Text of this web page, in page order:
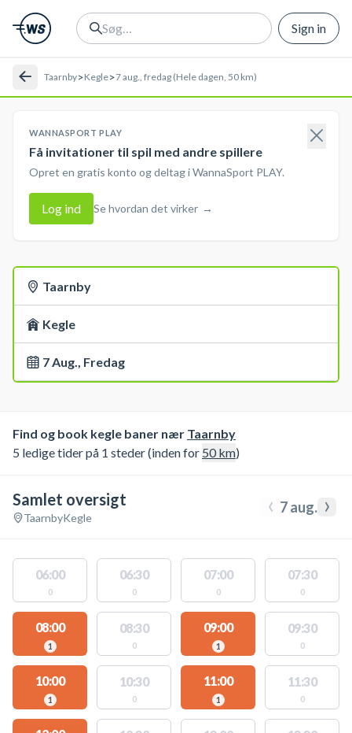
Sign in
Taarnby>Kegle>7 aug., fredag (Hele dagen, 50 km)
WANNASPORT PLAY
Få invitationer til spil med andre spillere
Opret en gratis konto og deltag i WannaSport PLAY.
Log ind Se hvordan det virker →
Taarnby
Kegle
7 Aug., Fredag
Find og book kegle baner nær Taarnby
5 ledige tider på 1 steder (inden for 50km)
Samlet oversigt
TaarnbyKegle ‹ 7 aug. ›
06:00
0
06:30
0
07:00
0
07:30
0
08:00
1
08:30
0
09:00
1
09:30
0
10:00
1
10:30
0
11:00
1
11:30
0